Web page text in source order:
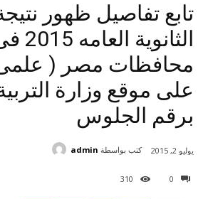
تابع تفاصيل ظهور
محافظات مصر (
على موقع وزارة
برقم الجلوس
0
310
يوليو 2, 2015 كتب بواسطة admin